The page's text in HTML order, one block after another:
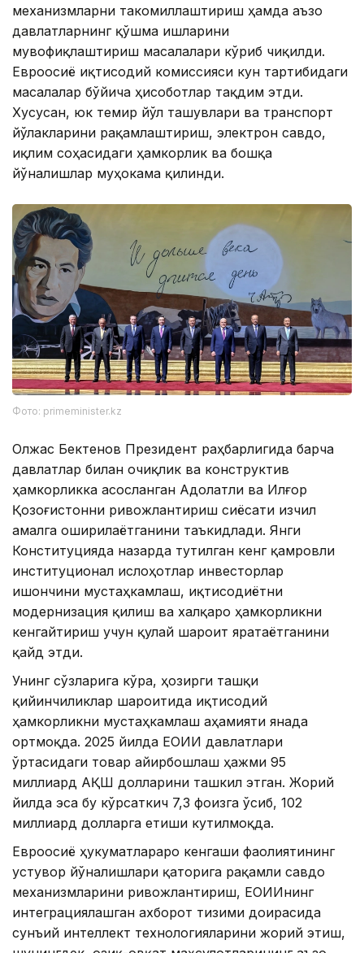
механизмларни такомиллаштириш ҳамда аъзо
давлатларнинг қўшма ишларини
мувофиқлаштириш масалалари кўриб чиқилди.
Евроосиё иқтисодий комиссияси кун тартибидаги
масалалар бўйича ҳисоботлар тақдим этди.
Хусусан, юк темир йўл ташувлари ва транспорт
йўлакларини рақамлаштириш, электрон савдо,
иқлим соҳасидаги ҳамкорлик ва бошқа
йўналишлар муҳокама қилинди.
Фото: primeminister.kz
Олжас Бектенов Президент раҳбарлигида барча
давлатлар билан очиқлик ва конструктив
ҳамкорликка асосланган Адолатли ва Илғор
Қозоғистонни ривожлантириш сиёсати изчил
амалга оширилаётганини таъкидлади. Янги
Конституцияда назарда тутилган кенг қамровли
институционал ислоҳотлар инвесторлар
ишончини мустаҳкамлаш, иқтисодиётни
модернизация қилиш ва халқаро ҳамкорликни
кенгайтириш учун қулай шароит яратаётганини
қайд этди.
Унинг сўзларига кўра, ҳозирги ташқи
қийинчиликлар шароитида иқтисодий
ҳамкорликни мустаҳкамлаш аҳамияти янада
ортмоқда. 2025 йилда ЕОИИ давлатлари
ўртасидаги товар айирбошлаш ҳажми 95
миллиард АҚШ долларини ташкил этган. Жорий
йилда эса бу кўрсаткич 7,3 фоизга ўсиб, 102
миллиард долларга етиши кутилмоқда.
Евроосиё ҳукуматлараро кенгаши фаолиятининг
устувор йўналишлари қаторига рақамли савдо
механизмларини ривожлантириш, ЕОИИнинг
интеграциялашган ахборот тизими доирасида
сунъий интеллект технологияларини жорий этиш,